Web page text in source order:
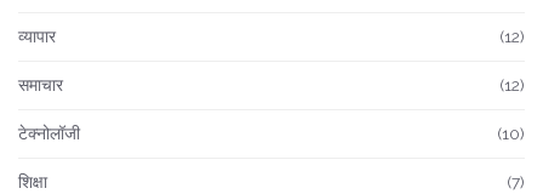
व्यापार (12)
समाचार (12)
टेक्नोलॉजी (10)
शिक्षा (7)